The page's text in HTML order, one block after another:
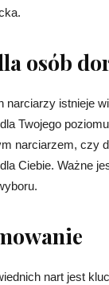
osób
narciarzy istnieje
Twojego
narciarzem, czy
Ciebie. Ważne
nart jest